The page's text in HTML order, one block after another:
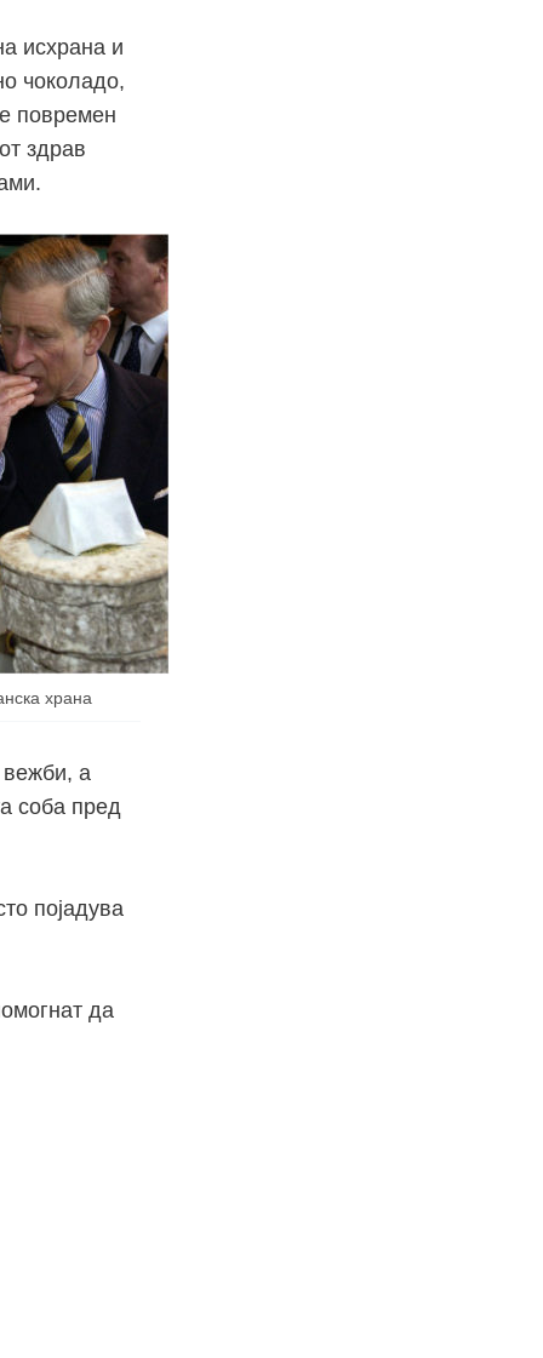
исхрана и
чоколадо,
повремен
здрав
храна
вежби, а
соба пред
појадува
да